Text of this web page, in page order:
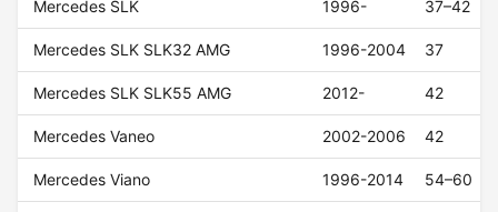
Mercedes SLK 1996- 37–42
Mercedes SLK SLK32 AMG 1996-2004 37
Mercedes SLK SLK55 AMG 2012- 42
Mercedes Vaneo 2002-2006 42
Mercedes Viano 1996-2014 54–60